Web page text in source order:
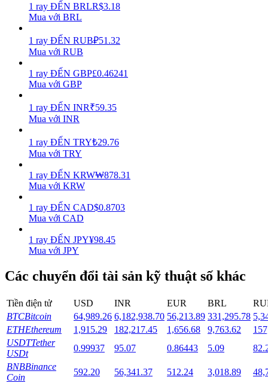
Power Piggy
Làm cho tài sản của bạn tăng giá trị đều đặn
Staking
Lợi nhuận cao và truy cập ngay lập tức
Launchpool
Đặt cọc linh hoạt để kiếm được các token phổ biến.
1 ray ĐẾN BRLR$3.18
Mua với BRL
1 ray ĐẾN RUB₽51.32
Mua với RUB
1 ray ĐẾN GBP£0.46241
Mua với GBP
1 ray ĐẾN INR₹59.35
Mua với INR
1 ray ĐẾN TRY₺29.76
Mua với TRY
1 ray ĐẾN KRW₩878.31
Mua với KRW
1 ray ĐẾN CAD$0.8703
Mua với CAD
1 ray ĐẾN JPY¥98.45
Mua với JPY
Các chuyển đổi tài sản kỹ thuật số khác
Tiền điện tử USD INR EUR BRL
BTCBitcoin 64,989.26 6,182,938.70 56,213.89 331,295.78
ETHEthereum 1,915.29 182,217.45 1,656.68 9,763.62
USDTTether
USDt
0.99937 95.07 0.86443 5.09
BNBBinance
Coin
592.20 56,341.37 512.24 3,018.89